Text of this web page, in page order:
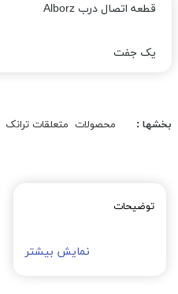
قطعه اتصال درب Alborz
یک جفت
بخشها : محصولات متعلقات ترانک
توضیحات
نمایش بیشتر